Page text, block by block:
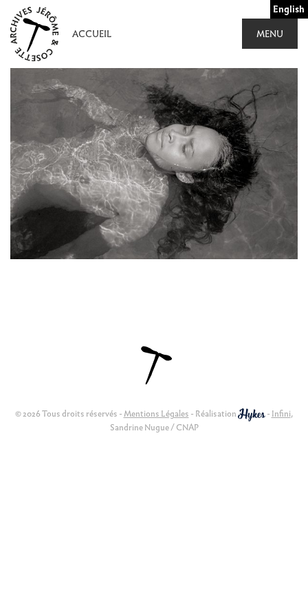
Aller
au
contenu
English
ACCUEIL
MENU
© 2026 Tous droits réservés -Mentions Légales - Réalisation - Infini,
Sandrine Nugue / CNAP